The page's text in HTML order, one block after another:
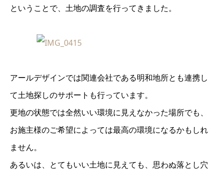
ということで、土地の調査を行ってきました。
アールデザインでは関連会社である明和地所とも連携し
て土地探しのサポートも行っています。
更地の状態では全然いい環境に見えなかった場所でも、
お施主様のご希望によっては最高の環境になるかもしれ
ません。
あるいは、とてもいい土地に見えても、思わぬ落とし穴